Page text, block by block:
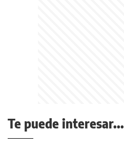
Te puede interesar...